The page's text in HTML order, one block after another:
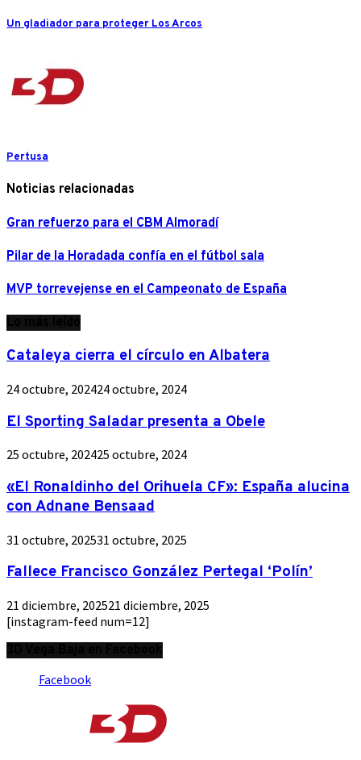
Un gladiador para proteger Los Arcos
Pertusa
Noticias relacionadas
Gran refuerzo para el CBM Almoradí
Pilar de la Horadada confía en el fútbol sala
MVP torrevejense en el Campeonato de España
Cataleya cierra el círculo en Albatera
24 octubre, 202424 octubre, 2024
El Sporting Saladar presenta a Obele
25 octubre, 202425 octubre, 2024
«El Ronaldinho del Orihuela CF»: España alucina
con Adnane Bensaad
31 octubre, 202531 octubre, 2025
Fallece Francisco González Pertegal ‘Polín’
21 diciembre, 202521 diciembre, 2025
[instagram-feed num=12]
Facebook